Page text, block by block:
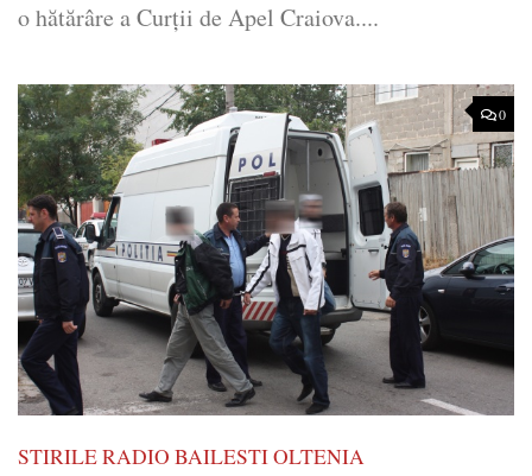
o hătărâre a Curții de Apel Craiova....
0
STIRILE RADIO BAILESTI OLTENIA